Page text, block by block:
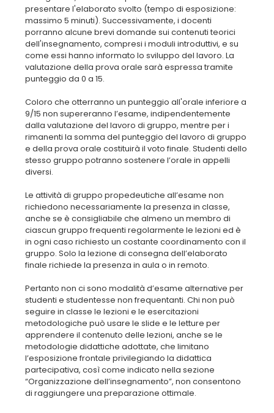
presentare l'elaborato svolto (tempo di esposizione:
massimo 5 minuti). Successivamente, i docenti
porranno alcune brevi domande sui contenuti teorici
dell'insegnamento, compresi i moduli introduttivi, e su
come essi hanno informato lo sviluppo del lavoro. La
valutazione della prova orale sarà espressa tramite
punteggio da 0 a 15.
Coloro che otterranno un punteggio all'orale inferiore a
9/15 non supereranno l’esame, indipendentemente
dalla valutazione del lavoro di gruppo, mentre per i
rimanenti la somma del punteggio del lavoro di gruppo
e della prova orale costituirà il voto finale. Studenti dello
stesso gruppo potranno sostenere l’orale in appelli
diversi.
Le attività di gruppo propedeutiche all’esame non
richiedono necessariamente la presenza in classe,
anche se è consigliabile che almeno un membro di
ciascun gruppo frequenti regolarmente le lezioni ed è
in ogni caso richiesto un costante coordinamento con il
gruppo. Solo la lezione di consegna dell’elaborato
finale richiede la presenza in aula o in remoto.
Pertanto non ci sono modalità d’esame alternative per
studenti e studentesse non frequentanti. Chi non può
seguire in classe le lezioni e le esercitazioni
metodologiche può usare le slide e le letture per
apprendere il contenuto delle lezioni, anche se le
metodologie didattiche adottate, che limitano
l’esposizione frontale privilegiando la didattica
partecipativa, così come indicato nella sezione
“Organizzazione dell’insegnamento”, non consentono
di raggiungere una preparazione ottimale.